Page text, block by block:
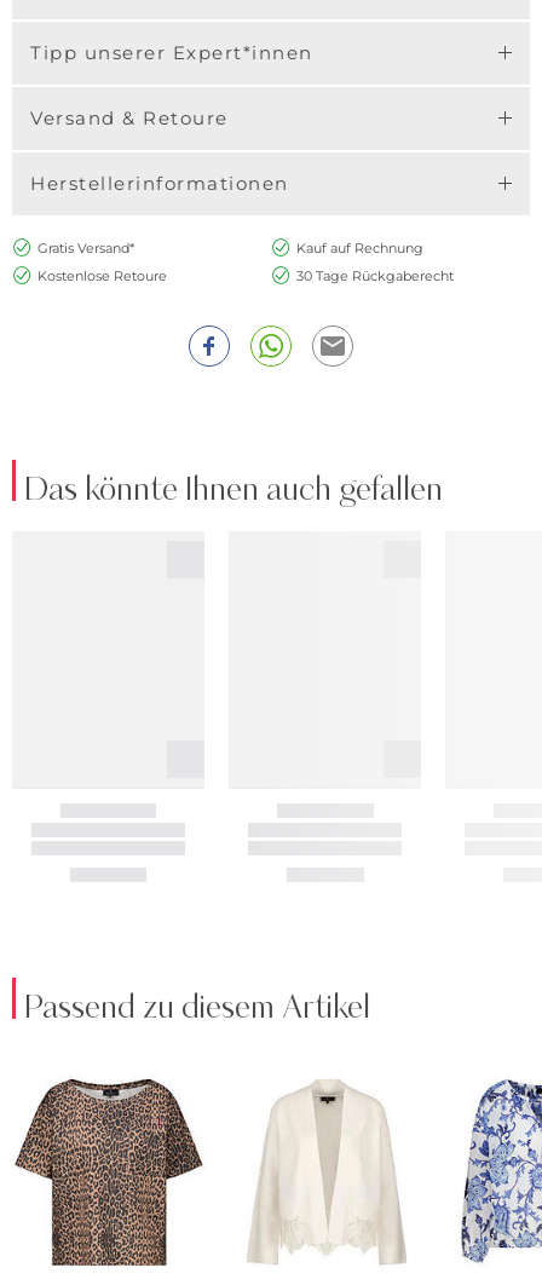
Tipp unserer Expert*innen
Versand & Retoure
Herstellerinformationen
Gratis Versand*
Kauf auf Rechnung
Kostenlose Retoure
30 Tage Rückgaberecht
Das könnte Ihnen auch gefallen
Passend zu diesem Artikel